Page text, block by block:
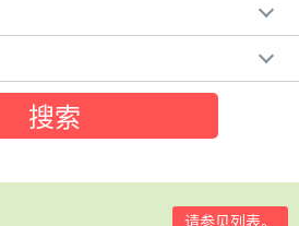
请参见列表。